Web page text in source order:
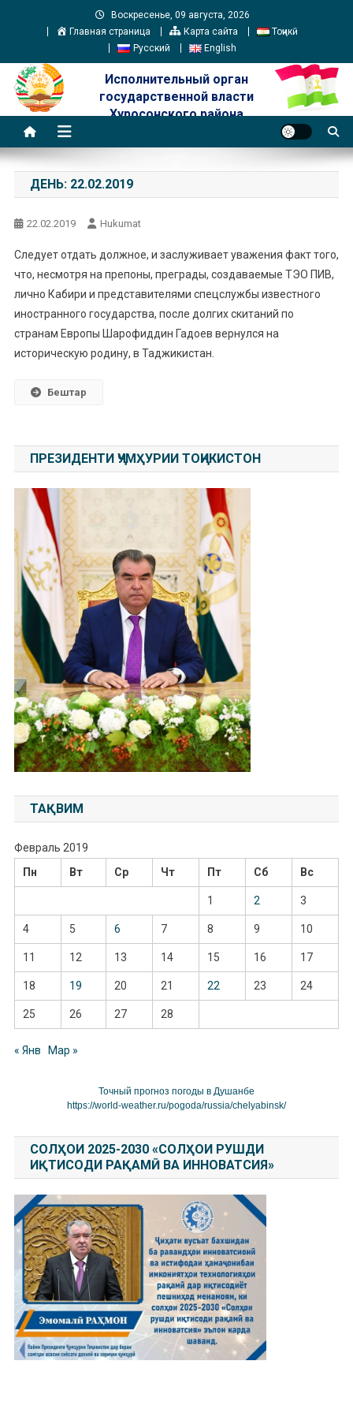
Воскресенье, 09 августа, 2026
Главная страница
Карта сайта
Тоҷикӣ
Русский
English
Исполнительный орган
государственной власти
Хуросонского района
ДЕНЬ: 22.02.2019
22.02.2019 Hukumat
Следует отдать должное, и заслуживает уважения факт того,
что, несмотря на препоны, преграды, создаваемые ТЭО ПИВ,
лично Кабири и представителями спецслужбы известного
иностранного государства, после долгих скитаний по
странам Европы Шарофиддин Гадоев вернулся на
историческую родину, в Таджикистан.
Бештар
ПРЕЗИДЕНТИ ҶУМҲУРИИ ТОҶИКИСТОН
ТАҚВИМ
Февраль 2019
Пн
Вт Ср Чт Пт Сб Вс
1 2 3
4 5 6 7 8 9 10
11 12 13 14 15 16 17
18 19 20 21 22 23 24
25 26 27 28
« Янв Мар »
Точный прогноз погоды в Душанбе
https://world-weather.ru/pogoda/russia/chelyabinsk/
СОЛҲОИ 2025-2030 «СОЛҲОИ РУШДИ
ИҚТИСОДИ РАҚАМӢ ВА ИННОВАТСИЯ»